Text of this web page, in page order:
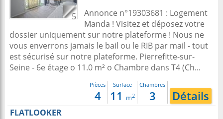
5
Annonce n°19303681 : Logement
Manda ! Visitez et déposez votre
dossier uniquement sur notre plateforme ! Nous ne
vous enverrons jamais le bail ou le RIB par mail - tout
est sécurisé sur notre plateforme. Pierrefitte-sur-
Seine - 6e étage o 11.0 m² o Chambre dans T4 (Ch...
Pièces
4
Surface
11 m2
Chambres
3 Détails
FLATLOOKER